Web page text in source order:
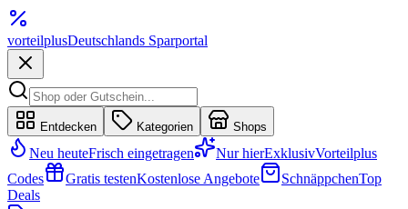
vorteilplusDeutschlands Sparportal
Entdecken Kategorien Shops
Neu heuteFrisch eingetragen Nur hierExklusivVorteilplus
Codes
Gratis testenKostenlose Angebote SchnäppchenTop
Deals